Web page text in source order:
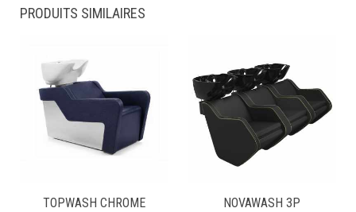
PRODUITS SIMILAIRES
TOPWASH CHROME NOVAWASH 3P